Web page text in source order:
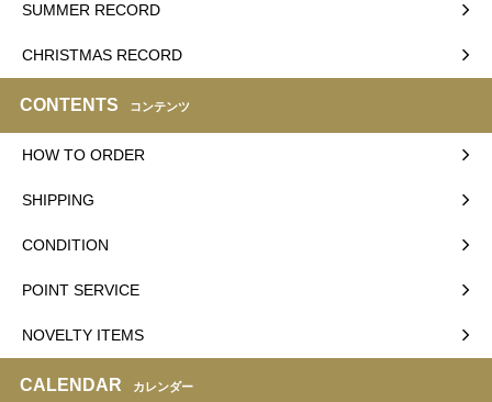
SUMMER RECORD
CHRISTMAS RECORD
CONTENTS コンテンツ
HOW TO ORDER
SHIPPING
CONDITION
POINT SERVICE
NOVELTY ITEMS
CALENDAR カレンダー